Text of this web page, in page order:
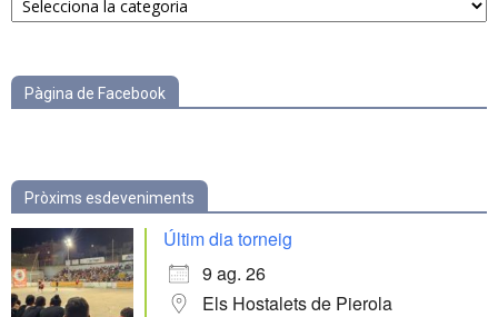
per
Pàgina de Facebook
Pròxims esdeveniments
Últim dia torneig
9 ag. 26
Els Hostalets de Pierola